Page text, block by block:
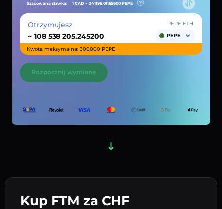
Kup FTM za CHF
Szacowana stawka: 1 CAD ~ 241196.01165600 PEPE
Otrzymujesz
~
PEPE ETH
PEPE
Kwota maksymalna: 300000 PEPE
Rozpocznij wymianę